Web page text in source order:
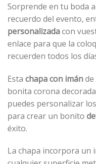
Sorprende en tu boda
recuerdo del evento,
personalizadacon
enlace para que la
recuerden todos los
Esta chapa con imán
bonita corona
puedes personalizar
para crear un bonito
éxito.
La chapa incorpora un